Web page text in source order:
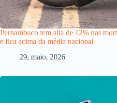
Pernambuco tem alta de 12% nas
e fica acima da média nacional
29, maio, 2026